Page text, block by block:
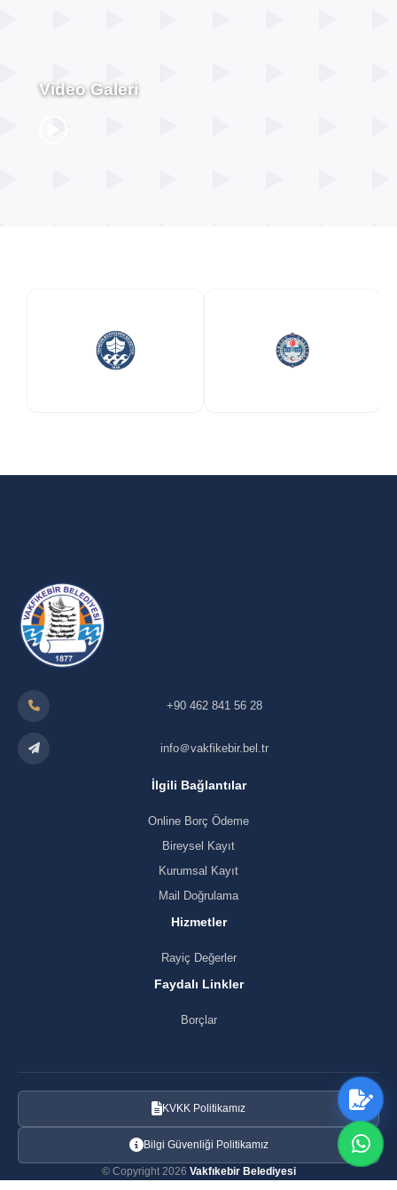
Video Galeri
+90 462 841 56 28
info＠vakfikebir.bel.tr
İlgili Bağlantılar
Online Borç Ödeme
Bireysel Kayıt
Kurumsal Kayıt
Mail Doğrulama
Hizmetler
Rayiç Değerler
Faydalı Linkler
Borçlar
KVKK Politikamız
Bilgi Güvenliği Politikamız
© Copyright 2026 Vakfıkebir Belediyesi